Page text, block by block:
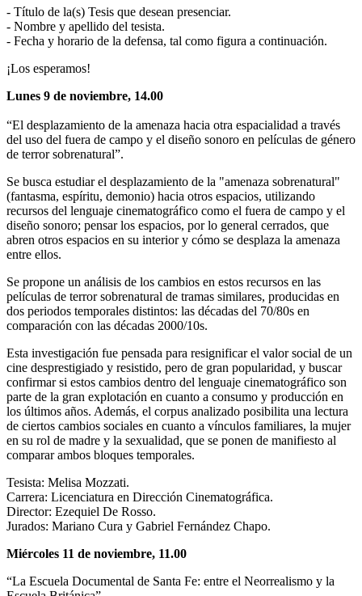
- Título de la(s) Tesis que desean presenciar.
- Nombre y apellido del tesista.
- Fecha y horario de la defensa, tal como figura a continuación.
¡Los esperamos!
Lunes 9 de noviembre, 14.00
“El desplazamiento de la amenaza hacia otra espacialidad a través
del uso del fuera de campo y el diseño sonoro en películas de género
de terror sobrenatural”.
Se busca estudiar el desplazamiento de la "amenaza sobrenatural"
(fantasma, espíritu, demonio) hacia otros espacios, utilizando
recursos del lenguaje cinematográfico como el fuera de campo y el
diseño sonoro; pensar los espacios, por lo general cerrados, que
abren otros espacios en su interior y cómo se desplaza la amenaza
entre ellos.
Se propone un análisis de los cambios en estos recursos en las
películas de terror sobrenatural de tramas similares, producidas en
dos periodos temporales distintos: las décadas del 70/80s en
comparación con las décadas 2000/10s.
Esta investigación fue pensada para resignificar el valor social de un
cine desprestigiado y resistido, pero de gran popularidad, y buscar
confirmar si estos cambios dentro del lenguaje cinematográfico son
parte de la gran explotación en cuanto a consumo y producción en
los últimos años. Además, el corpus analizado posibilita una lectura
de ciertos cambios sociales en cuanto a vínculos familiares, la mujer
en su rol de madre y la sexualidad, que se ponen de manifiesto al
comparar ambos bloques temporales.
Tesista: Melisa Mozzati.
Carrera: Licenciatura en Dirección Cinematográfica.
Director: Ezequiel De Rosso.
Jurados: Mariano Cura y Gabriel Fernández Chapo.
Miércoles 11 de noviembre, 11.00
“La Escuela Documental de Santa Fe: entre el Neorrealismo y la